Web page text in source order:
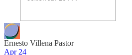
Ernesto Villena Pastor
Apr 24